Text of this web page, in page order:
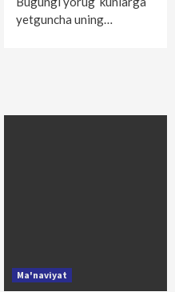
yetguncha uning…
Ma'naviyat